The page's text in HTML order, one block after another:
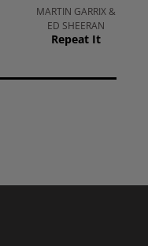
MARTIN GARRIX &
ED SHEERAN
Repeat It